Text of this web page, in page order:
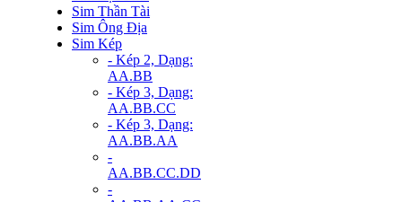
Sim Thần Tài
Sim Ông Địa
Sim Kép
- Kép 2, Dạng:
AA.BB
- Kép 3, Dạng:
AA.BB.CC
- Kép 3, Dạng:
AA.BB.AA
-
AA.BB.CC.DD
-